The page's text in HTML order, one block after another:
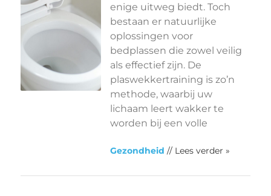
enige uitweg biedt. Toch
bestaan er natuurlijke
oplossingen voor
bedplassen die zowel veilig
als effectief zijn. De
plaswekkertraining is zo’n
methode, waarbij uw
lichaam leert wakker te
worden bij een volle
Gezondheid // Lees verder »